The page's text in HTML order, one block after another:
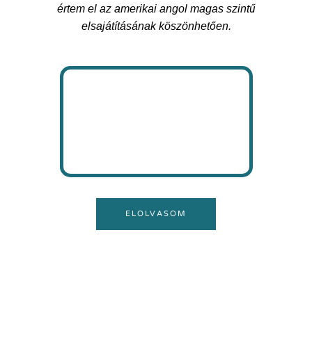
értem el az amerikai angol magas szintű
elsajátításának köszönhetően.
ELOLVASOM